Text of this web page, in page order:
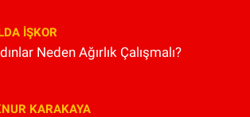
İŞKOR
Neden Ağırlık Çalışmalı?
KARAKAYA